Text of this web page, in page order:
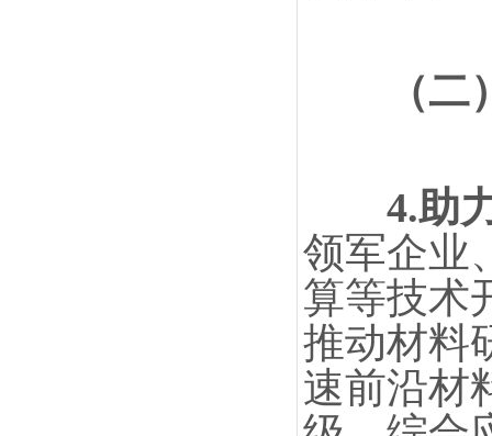
（
4.助
领军企业
算等技术
推动材料
速前沿材